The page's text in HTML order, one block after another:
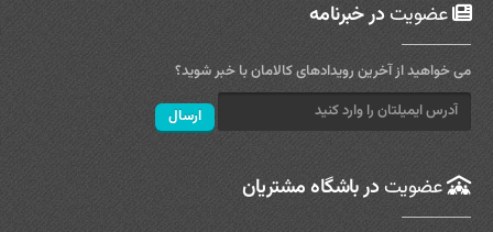
عضویتدر خبرنامه
می خواهید از آخرین رویدادهای کالامان با خبر شوید؟
عضویت در باشگاه مشتریان